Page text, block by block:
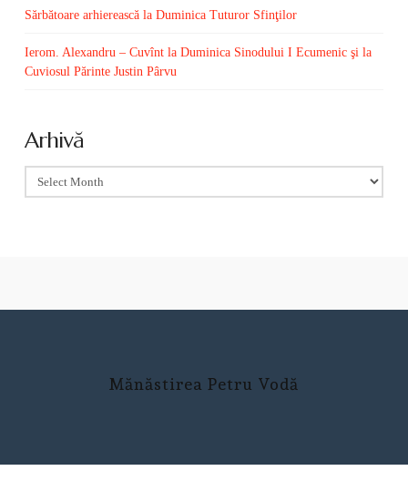
Sărbătoare arhierească la Duminica Tuturor Sfinţilor
Ierom. Alexandru – Cuvînt la Duminica Sinodului I Ecumenic şi la
Cuviosul Părinte Justin Pârvu
Arhivă
Arhivă
Mănăstirea Petru Vodă